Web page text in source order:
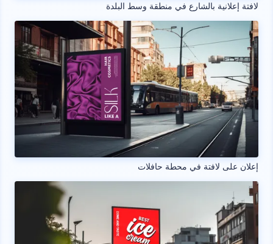
لافتة إعلانية بالشارع في منطقة وسط البلدة
إعلان على لافتة في محطة حافلات